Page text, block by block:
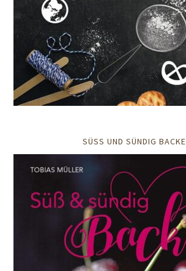
SÜSS UND SÜNDIG BACKEN